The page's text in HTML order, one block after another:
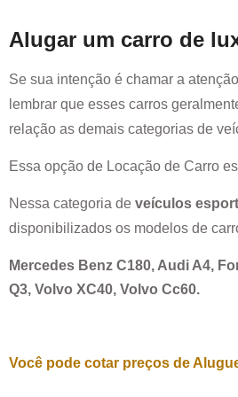
Alugar um carro de
Se sua intenção é chamar a
lembrar que esses carros
relação as demais categorias de
Essa opção de Locação de Carro
Nessa categoria de veículos
disponibilizados os modelos de
Mercedes Benz C180, Audi A4,
Q3, Volvo XC40, Volvo Cc60.
Você pode cotar preços de